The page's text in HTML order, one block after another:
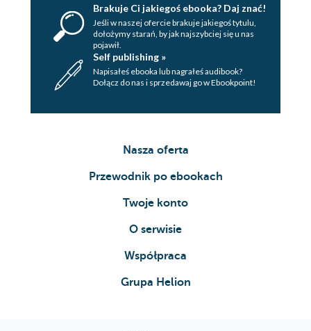
Brakuje Ci jakiegoś ebooka? Daj znać!
Jeśli w naszej ofercie brakuje jakiegoś tytulu,
dołożymy starań, by jak najszybciej się u nas
pojawił.
Self publishing »
Napisałeś ebooka lub nagrałeś audibook?
Dołącz do nas i sprzedawaj go w Ebookpoint!
Nasza oferta
Przewodnik po ebookach
Twoje konto
O serwisie
Współpraca
Grupa Helion